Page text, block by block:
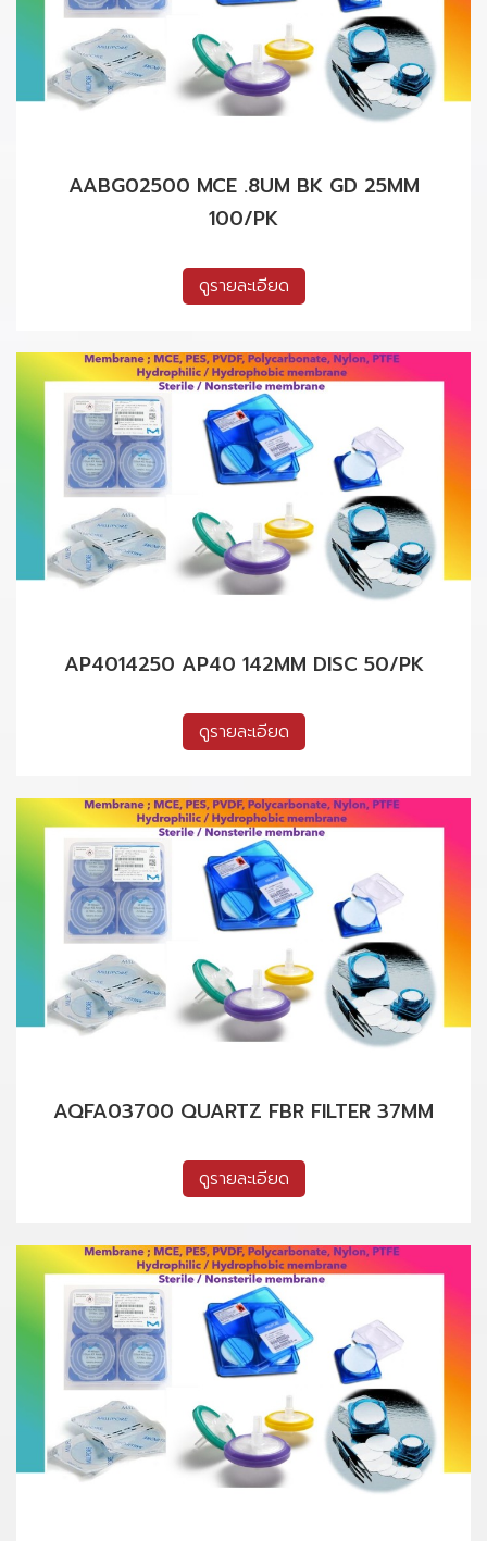
AABG02500 MCE .8UM BK GD 25MM
100/PK
ดูรายละเอียด
AP4014250 AP40 142MM DISC 50/PK
ดูรายละเอียด
AQFA03700 QUARTZ FBR FILTER 37MM
ดูรายละเอียด